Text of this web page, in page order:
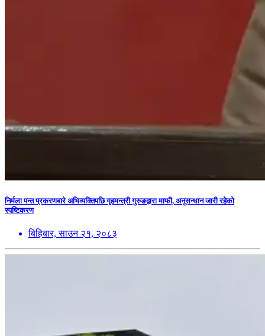
निर्मला पन्त प्रकरणबारे अभिव्यक्तिपछि गृहमन्त्री गुरुङद्वारा माफी, अनुसन्धान जारी रहेको
स्पष्टिकरण
बिहिबार, साउन २१, २०८३